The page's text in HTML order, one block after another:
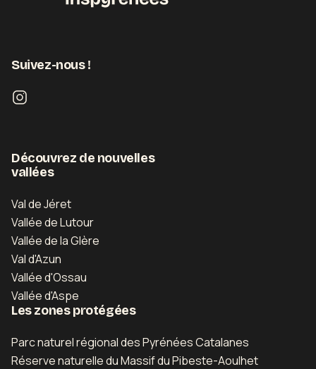
Suivez-nous !
Découvrez de nouvelles
vallées
Val de Jéret
Vallée de Lutour
Vallée de la Glère
Val d'Azun
Vallée d'Ossau
Vallée d'Aspe
Les zones protégées
Parc naturel régional des Pyrénées Catalanes
Réserve naturelle du Massif du Pibeste-Aoulhet